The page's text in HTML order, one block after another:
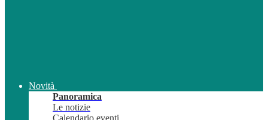
Novità
Panoramica
Le notizie